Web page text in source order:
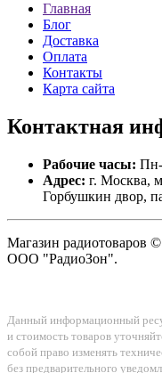
Главная
Блог
Доставка
Оплата
Контакты
Карта сайта
Контактная
Рабочие часы: Пн-
Адрес: г. Москва,
Горбушкин двор,
Магазин радиотоваров
ООО "РадиоЗон".
Данный информационный
и стоимость товаров
собой право изменять
без предварительного